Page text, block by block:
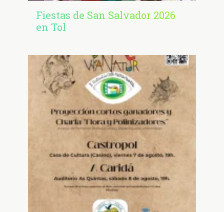
Fiestas de San Salvador 2026
en Tol